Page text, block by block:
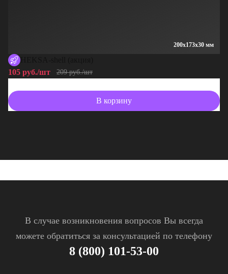
200x173x30 мм
105 руб./шт
209 руб./шт
В корзину
В случае возникновения вопросов Вы всегда
можете обратиться за консультацией по телефону
8 (800) 101-53-00